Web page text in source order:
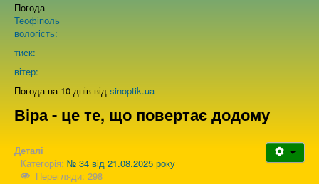
Про нас
Зворотній зв'язок
Погода
Теофіполь
вологість:
тиск:
вітер:
Погода на 10 днів від sinoptik.ua
Віра - це те, що повертає додому
Деталі
Категорія: № 34 від 21.08.2025 року
Перегляди: 298